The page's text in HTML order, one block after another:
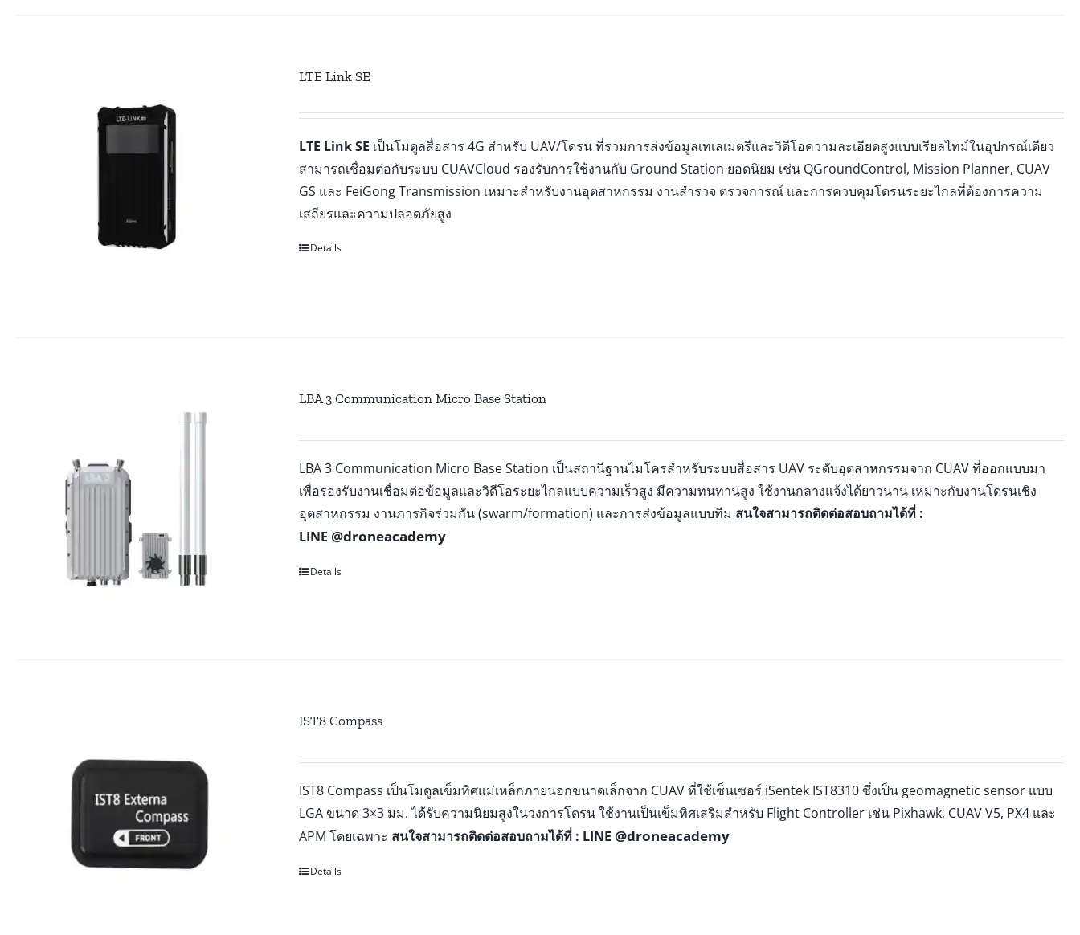
LTE Link SE
LTE Link SE เป็นโมดูลสื่อสาร 4G สำหรับ UAV/โดรน ที่รวมการส่งข้อมูลเทเลเมตรีและวิดีโอความละเอียดสูงแบบเรียลไทม์ในอุปกรณ์เดียว
สามารถเชื่อมต่อกับระบบ CUAVCloud รองรับการใช้งานกับ Ground Station ยอดนิยม เช่น QGroundControl, Mission Planner, CUAV
GS และ FeiGong Transmission เหมาะสำหรับงานอุตสาหกรรม งานสำรวจ ตรวจการณ์ และการควบคุมโดรนระยะไกลที่ต้องการความ
เสถียรและความปลอดภัยสูง
Details
LBA 3 Communication Micro Base Station
LBA 3 Communication Micro Base Station เป็นสถานีฐานไมโครสำหรับระบบสื่อสาร UAV ระดับอุตสาหกรรมจาก CUAV ที่ออกแบบมา
เพื่อรองรับงานเชื่อมต่อข้อมูลและวิดีโอระยะไกลแบบความเร็วสูง มีความทนทานสูง ใช้งานกลางแจ้งได้ยาวนาน เหมาะกับงานโดรนเชิง
อุตสาหกรรม งานภารกิจร่วมกัน (swarm/formation) และการส่งข้อมูลแบบทีม สนใจสามารถติดต่อสอบถามได้ที่ :
LINE@droneacademy
Details
IST8 Compass
IST8 Compass เป็นโมดูลเข็มทิศแม่เหล็กภายนอกขนาดเล็กจาก CUAV ที่ใช้เซ็นเซอร์ iSentek IST8310 ซึ่งเป็น geomagnetic sensor แบบ
LGA ขนาด 3×3 มม. ได้รับความนิยมสูงในวงการโดรน ใช้งานเป็นเข็มทิศเสริมสำหรับ Flight Controller เช่น Pixhawk, CUAV V5, PX4 และ
APM โดยเฉพาะ สนใจสามารถติดต่อสอบถามได้ที่ : LINE@droneacademy
Details